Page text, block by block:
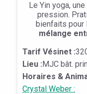
Le Yin yoga,
pression.
bienfaits pour
mélange
Tarif Vésinet :
Lieu :MJC bât.
Horaires &
Crystal Weber :